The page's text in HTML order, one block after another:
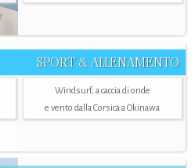
SPORT & ALLENAMENTO
Windsurf, a caccia di onde
e vento dalla Corsica a Okinawa